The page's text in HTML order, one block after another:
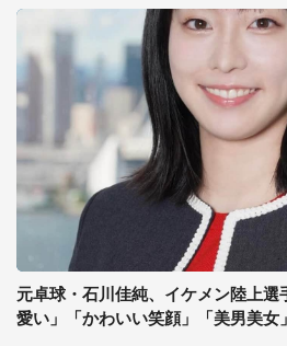
元卓球・石川佳純、イケメン陸上
愛い」「かわいい笑顔」「美男美女